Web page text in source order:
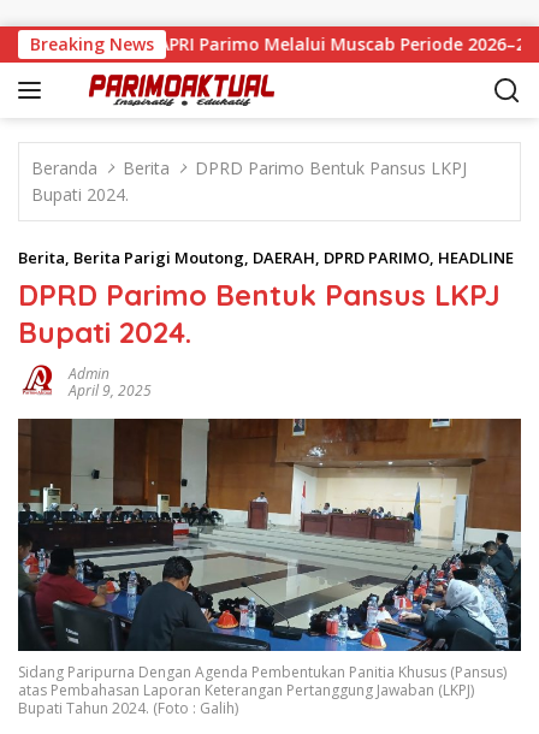
Breaking News
Pimpin APRI Parimo Melalui Muscab Periode 2026–2030
Beranda Berita
DPRD Parimo Bentuk Pansus LKPJ
Bupati 2024.
Berita, Berita Parigi Moutong, DAERAH, DPRD PARIMO, HEADLINE
DPRD Parimo Bentuk Pansus LKPJ
Bupati 2024.
Admin
April 9, 2025
Sidang Paripurna Dengan Agenda Pembentukan Panitia Khusus (Pansus)
atas Pembahasan Laporan Keterangan Pertanggung Jawaban (LKPJ)
Bupati Tahun 2024. (Foto : Galih)